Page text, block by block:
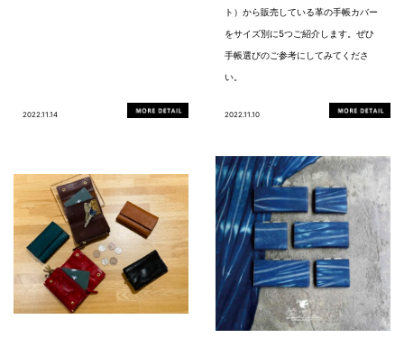
2022.11.14
ト）から販売している革の手帳カバー
をサイズ別に5つご紹介します。ぜひ
手帳選びのご参考にしてみてくださ
い。
2022.11.10